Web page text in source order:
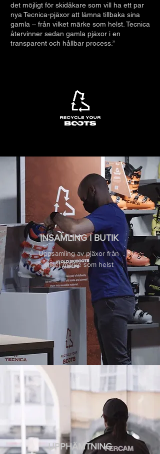
det möjligt för skidåkare som vill ha ett par
nya Tecnica-pjäxor att lämna tillbaka sina
gamla – från vilket märke som helst. Tecnica
återvinner sedan gamla pjäxor i en
transparent och hållbar process.”
INSAMLING I BUTIK
Uppsamling av pjäxor från
vilket märke som helst
UPPHÄMTNING